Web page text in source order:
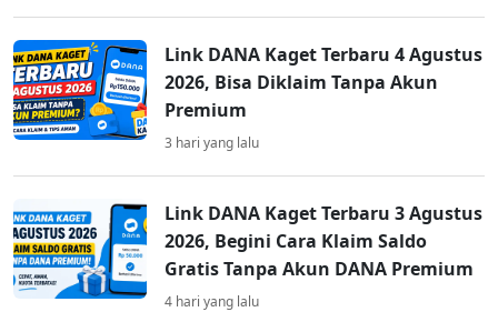
Link DANA Kaget Terbaru 4 Agustus
2026, Bisa Diklaim Tanpa Akun
Premium
3 hari yang lalu
Link DANA Kaget Terbaru 3 Agustus
2026, Begini Cara Klaim Saldo
Gratis Tanpa Akun DANA Premium
4 hari yang lalu